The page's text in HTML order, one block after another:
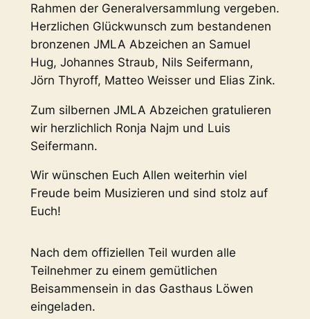
Rahmen der Generalversammlung vergeben.
Herzlichen Glückwunsch zum bestandenen
bronzenen JMLA Abzeichen an Samuel
Hug, Johannes Straub, Nils Seifermann,
Jörn Thyroff, Matteo Weisser und Elias Zink.
Zum silbernen JMLA Abzeichen gratulieren
wir herzlichlich Ronja Najm und Luis
Seifermann.
Wir wünschen Euch Allen weiterhin viel
Freude beim Musizieren und sind stolz auf
Euch!
Nach dem offiziellen Teil wurden alle
Teilnehmer zu einem gemütlichen
Beisammensein in das Gasthaus Löwen
eingeladen.